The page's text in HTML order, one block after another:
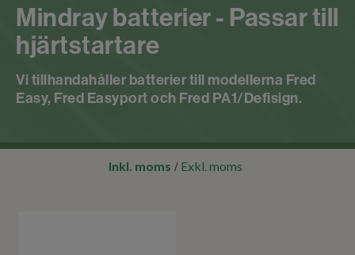
Utbildningar
Kundtjänst
Mindray batterier - Passar till
hjärtstartare
Vi tillhandahåller batterier till modellerna Fred
Easy, Fred Easyport och Fred PA1/Defisign.
Inkl. moms / Exkl. moms